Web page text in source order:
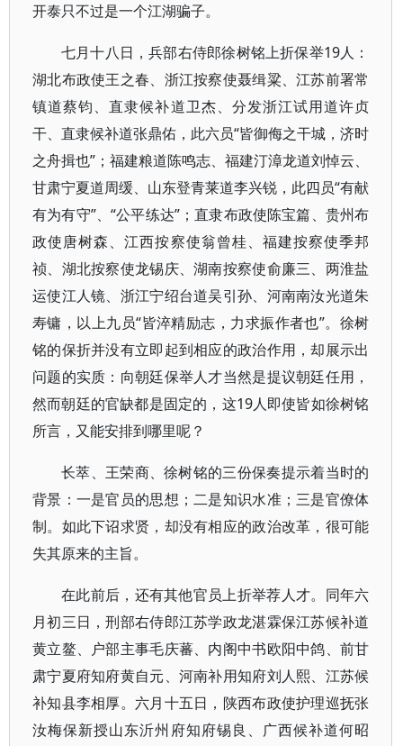
开泰只不过是一个江湖骗子。
七月十八日，兵部右侍郎徐树铭上折保举19人：
湖北布政使王之春、浙江按察使聂缉粱、江苏前署常
镇道蔡钧、直隶候补道卫杰、分发浙江试用道许贞
干、直隶候补道张鼎佑，此六员“皆御侮之干城，济时
之舟揖也”；福建粮道陈鸣志、福建汀漳龙道刘悼云、
甘肃宁夏道周缓、山东登青莱道李兴锐，此四员“有献
有为有守”、“公平练达”；直隶布政使陈宝篇、贵州布
政使唐树森、江西按察使翁曾桂、福建按察使季邦
祯、湖北按察使龙锡庆、湖南按察使俞廉三、两淮盐
运使江人镜、浙江宁绍台道吴引孙、河南南汝光道朱
寿镛，以上九员“皆淬精励志，力求振作者也”。徐树
铭的保折并没有立即起到相应的政治作用，却展示出
问题的实质：向朝廷保举人才当然是提议朝廷任用，
然而朝廷的官缺都是固定的，这19人即使皆如徐树铭
所言，又能安排到哪里呢？
长萃、王荣商、徐树铭的三份保奏提示着当时的
背景：一是官员的思想；二是知识水准；三是官僚体
制。如此下诏求贤，却没有相应的政治改革，很可能
失其原来的主旨。
在此前后，还有其他官员上折举荐人才。同年六
月初三日，刑部右侍郎江苏学政龙湛霖保江苏候补道
黄立鳌、户部主事毛庆蕃、内阁中书欧阳中鸽、前甘
肃宁夏府知府黄自元、河南补用知府刘人熙、江苏候
补知县李相厚。六月十五日，陕西布政使护理巡抚张
汝梅保新授山东沂州府知府锡良、广西候补道何昭